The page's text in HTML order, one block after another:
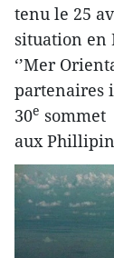
tenu le 25
situation en
‘’Mer
partenaires
30e sommet
aux